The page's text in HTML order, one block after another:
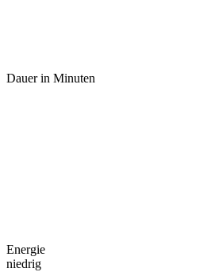
Dauer in Minuten
Energie
niedrig